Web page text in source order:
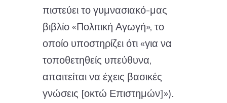
πιστεύει το γυμνασιακό-μας
βιβλίο «Πολιτική Αγωγή», το
οποίο υποστηρίζει ότι «για να
τοποθετηθείς υπεύθυνα,
απαιτείται να έχεις βασικές
γνώσεις [οκτώ Επιστημών]»).